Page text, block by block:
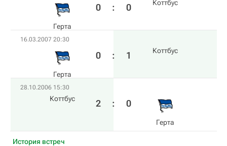
Герта
0 : 0 Коттбус
16.03.2007 20:30
Герта
0 : 1 Коттбус
28.10.2006 15:30
Коттбус 2 : 0
Герта
История встреч